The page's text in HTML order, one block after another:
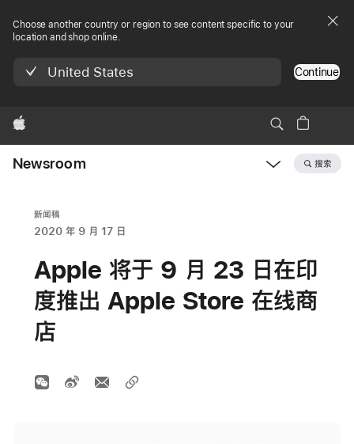
Choose another country or region to see content specific to your
location and shop online.
United States Continue
Apple
Newsroom 搜索
新闻稿
2020 年 9 月 17 日
Apple 将于 9 月 23 日在印
度推出 Apple Store 在线商
店